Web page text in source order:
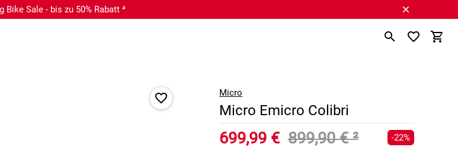
Bike Sale - bis zu 50% Rabatt ⁴
Micro
Micro Emicro Colibri
699,99 € 899,90 €² -22%